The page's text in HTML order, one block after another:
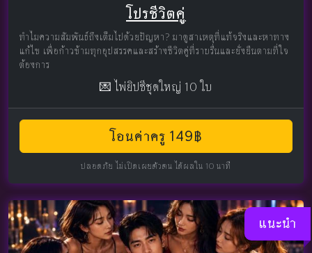
โปรชีวิตคู่
ทำไมความสัมพันธ์ถึงเต็มไปด้วยปัญหา? มาดูสาเหตุที่แท้จริงและหาทาง
แก้ไข เพื่อก้าวข้ามทุกอุปสรรคและสร้างชีวิตคู่ที่ราบรื่นและยั่งยืนตามที่ใจ
ต้องการ
💌 ไพ่ยิปซีชุดใหญ่ 10 ใบ
โอนค่าครู 149฿
ปลอดภัย ไม่เปิดเผยตัวตน ได้ผลใน 10 นาที
แนะนำ